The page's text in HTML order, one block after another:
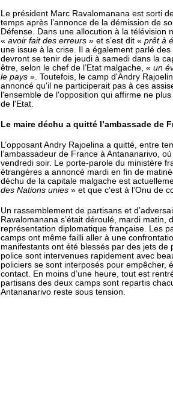
Le président Marc Ravalomanana est sorti
temps après l’annonce de la démission de
Défense. Dans une allocution à la télévision
« avoir fait des erreurs » et s’est dit « prêt à
une issue à la crise. Il a également parlé
devront se tenir de jeudi à samedi dans la
être, selon le chef de l’Etat malgache, « un
le pays ». Toutefois, le camp d'Andry
annoncé qu'il ne participerait pas à ces
l'ensemble de l'opposition qui affirme ne
de l'Etat.
Le maire déchu a quitté l’ambassade de
L’opposant Andry Rajoelina a quitté, entre
l’ambassadeur de France à Antananarivo,
vendredi soir. Le porte-parole du ministère
étrangères a annoncé mardi en fin de
déchu de la capitale malgache est
des Nations unies » et que c’est à l’Onu de
Un rassemblement de partisans et
Ravalomanana s’était déroulé, mardi matin,
représentation diplomatique française. Les
camps ont même failli aller à une
manifestants ont été blessés par des jets de
police sont intervenues rapidement avec
policiers se sont interposés pour empêcher,
contact. En moins d’une heure, tout est
partisans des deux camps sont repartis
Antananarivo reste sous tension.